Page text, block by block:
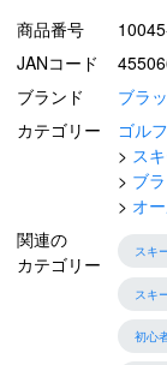
商品番号
JANコード
ブランド
ブラ
カテゴリー
ゴル
ス
ブ
オ
関連の
カテゴリー
スキ
スキ
初心